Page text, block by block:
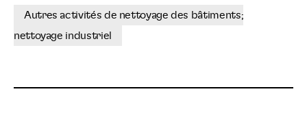
Autres activités de nettoyage des bâtiments;
nettoyage industriel